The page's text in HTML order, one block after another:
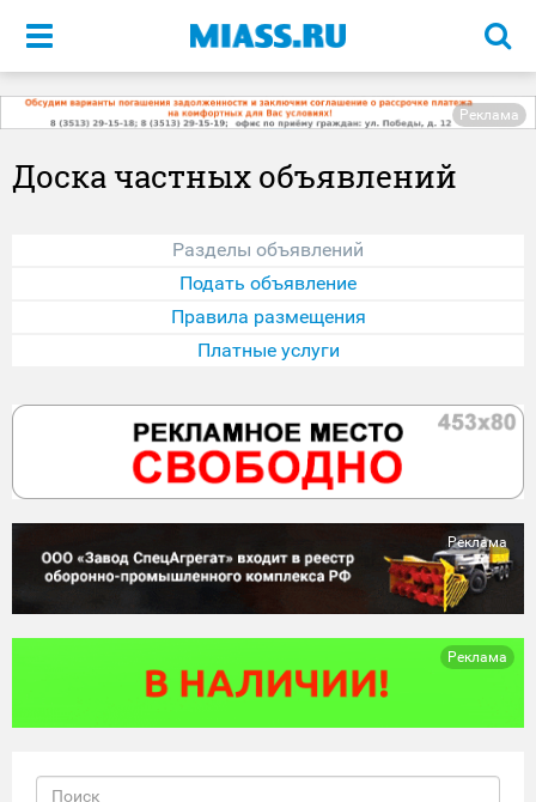
Меню
Реклама
Доска частных объявлений
Разделы объявлений
Подать объявление
Правила размещения
Платные услуги
Реклама
Реклама